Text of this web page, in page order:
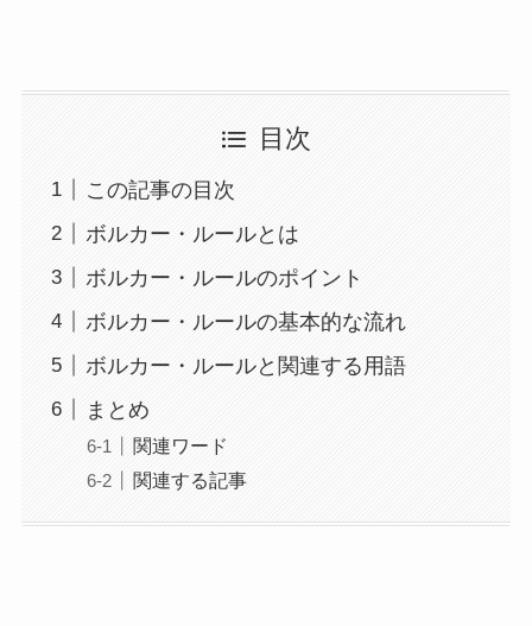
目次
この記事の目次
ボルカー・ルールとは
ボルカー・ルールのポイント
ボルカー・ルールの基本的な流れ
ボルカー・ルールと関連する用語
まとめ
関連ワード
関連する記事